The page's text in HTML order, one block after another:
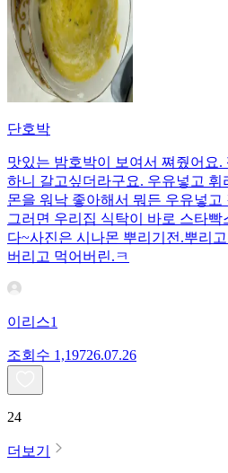
단호박
맛있는 밤호박이 보여서 쪄줬어요
하니 갈고싶더라구요. 우유넣고
몬을 워낙 좋아해서 뭐든 우유넣
그러면 우리집 식탁이 바로 스타빡
다~사진은 시나몬 뿌리기전.뿌리
버리고 먹어버린.ㅋ
이리스1
조회수 1,19726.07.26
24
더보기